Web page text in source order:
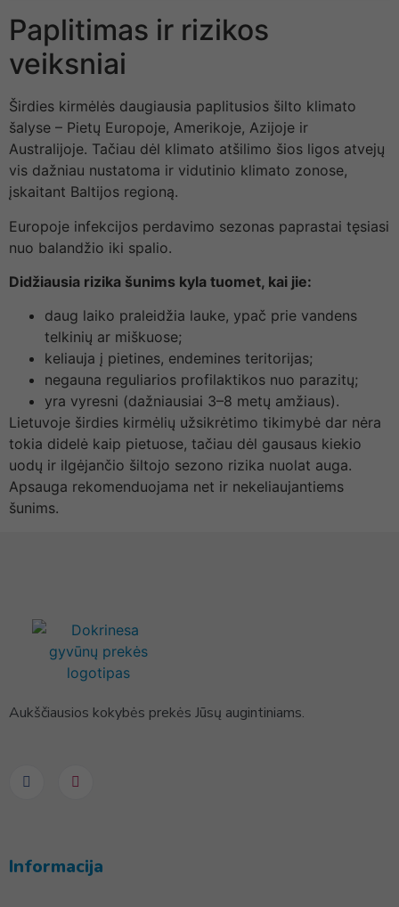
Paplitimas ir rizikos
veiksniai
Širdies kirmėlės daugiausia paplitusios šilto klimato
šalyse – Pietų Europoje, Amerikoje, Azijoje ir
Australijoje. Tačiau dėl klimato atšilimo šios ligos atvejų
vis dažniau nustatoma ir vidutinio klimato zonose,
įskaitant Baltijos regioną.
Europoje infekcijos perdavimo sezonas paprastai tęsiasi
nuo balandžio iki spalio.
Didžiausia rizika šunims kyla tuomet, kai jie:
daug laiko praleidžia lauke, ypač prie vandens
telkinių ar miškuose;
keliauja į pietines, endemines teritorijas;
negauna reguliarios profilaktikos nuo parazitų;
yra vyresni (dažniausiai 3–8 metų amžiaus).
Lietuvoje širdies kirmėlių užsikrėtimo tikimybė dar nėra
tokia didelė kaip pietuose, tačiau dėl gausaus kiekio
uodų ir ilgėjančio šiltojo sezono rizika nuolat auga.
Apsauga rekomenduojama net ir nekeliaujantiems
šunims.
Aukščiausios kokybės prekės Jūsų augintiniams.
Informacija